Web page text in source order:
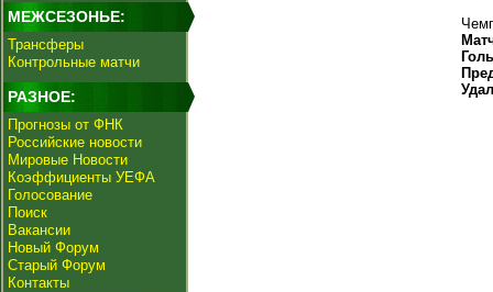
МЕЖСЕЗОНЬЕ:
Трансферы
Контрольные матчи
РАЗНОЕ:
Прогнозы от ФНК
Российские новости
Мировые Новости
Коэффициенты УЕФА
Голосование
Поиск
Вакансии
Новый Форум
Старый Форум
Контакты